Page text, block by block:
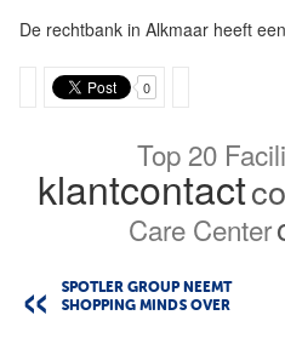
De rechtbank in Alkmaar heeft
0
Top 20
klantcontact
Care Center
SPOTLER GROUP NEEMT
SHOPPING MINDS OVER